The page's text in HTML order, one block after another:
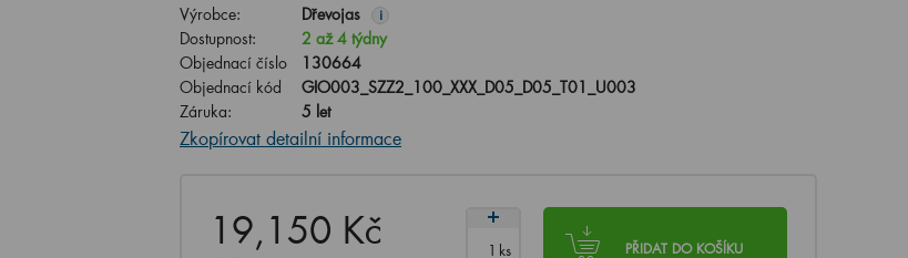
Výrobce: Dřevojas i
Dostupnost:
2 až 4 týdny
Objednací číslo
130664
Objednací kód
GIO003_SZZ2_100_XXX_D05_D05_T01_U003
Záruka:
5 let
Zkopírovat detailní informace
19,150 Kč PŘIDAT DO KOŠÍKU
ks